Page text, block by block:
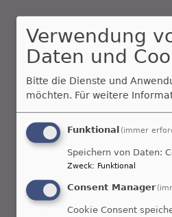
Verwendung
Daten und
Bitte die Dienste und
möchten. Für weitere
Funktional (immer
Speichern von Daten:
Zweck: Funktional
Consent Manager
Cookie Consent